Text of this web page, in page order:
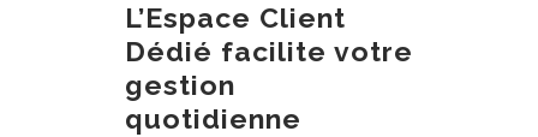
L’Espace Client
Dédié facilite votre
gestion
quotidienne